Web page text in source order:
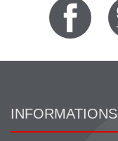
INFORMATIONS